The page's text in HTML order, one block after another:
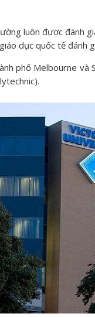
luôn được đánh
dục quốc tế đánh
phố Melbourne